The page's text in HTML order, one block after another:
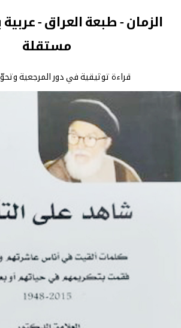
الزمان - طبعة العراق -
مستقلة
قراءة توثيقية في دور المرجعية